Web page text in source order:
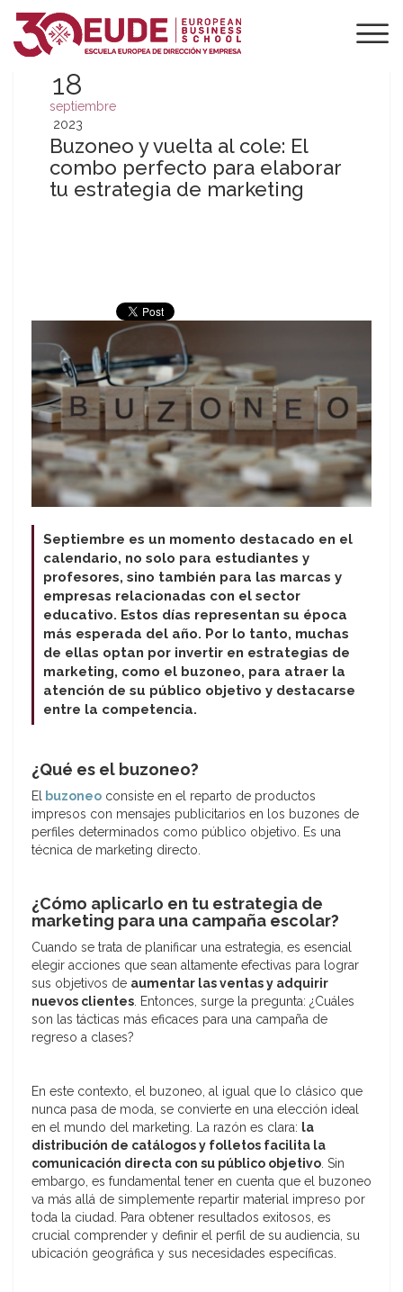
18
septiembre
2023
Buzoneo y vuelta al cole: El
combo perfecto para elaborar
tu estrategia de marketing
Septiembre es un momento destacado en el
calendario, no solo para estudiantes y
profesores, sino también para las marcas y
empresas relacionadas con el sector
educativo. Estos días representan su época
más esperada del año. Por lo tanto, muchas
de ellas optan por invertir en estrategias de
marketing, como el buzoneo, para atraer la
atención de su público objetivo y destacarse
entre la competencia.
¿Qué es el buzoneo?
El buzoneo consiste en el reparto de productos
impresos con mensajes publicitarios en los buzones de
perfiles determinados como público objetivo. Es una
técnica de marketing directo.
¿Cómo aplicarlo en tu estrategia de
marketing para una campaña escolar?
Cuando se trata de planificar una estrategia, es esencial
elegir acciones que sean altamente efectivas para lograr
sus objetivos de aumentar las ventas y adquirir
nuevos clientes. Entonces, surge la pregunta: ¿Cuáles
son las tácticas más eficaces para una campaña de
regreso a clases?
En este contexto, el buzoneo, al igual que lo clásico que
nunca pasa de moda, se convierte en una elección ideal
en el mundo del marketing. La razón es clara: la
distribución de catálogos y folletos facilita la
comunicación directa con su público objetivo. Sin
embargo, es fundamental tener en cuenta que el buzoneo
va más allá de simplemente repartir material impreso por
toda la ciudad. Para obtener resultados exitosos, es
crucial comprender y definir el perfil de su audiencia, su
ubicación geográfica y sus necesidades específicas.